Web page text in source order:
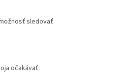
sledovať
očakávať: